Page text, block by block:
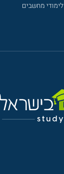
לימודי מחשבים